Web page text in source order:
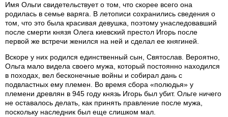
Имя Ольги свидетельствует о том, что скорее всего она
родилась в семье варяга. В летописи сохранились сведения о
том, что это была красивая девушка, поэтому унаследовавший
после смерти князя Олега киевский престол Игорь после
первой же встречи женился на ней и сделал ее княгиней.
Вскоре у них родился единственный сын, Святослав. Вероятно,
Ольга мало видела своего мужа, который постоянно находился
в походах, вел бесконечные войны и собирал дань с
подвластных ему племен. Во время сбора «полюдья» у
племени древлян в 945 году князь Игорь был убит. Ольге ничего
не оставалось делать, как принять правление после мужа,
поскольку наследник был еще слишком мал.